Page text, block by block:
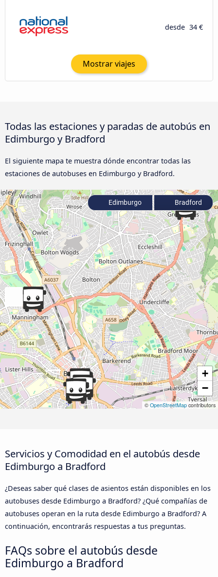
desde 34 €
Mostrar viajes
Todas las estaciones y paradas de autobús en
Edimburgo y Bradford
El siguiente mapa te muestra dónde encontrar todas las
estaciones de autobuses en Edimburgo y Bradford.
+
−
© OpenStreetMap contributors
Edimburgo Bradford
Servicios y Comodidad en el autobús desde
Edimburgo a Bradford
¿Deseas saber qué clases de asientos están disponibles en los
autobuses desde Edimburgo a Bradford? ¿Qué compañías de
autobuses operan en la ruta desde Edimburgo a Bradford? A
continuación, encontrarás respuestas a tus preguntas.
FAQs sobre el autobús desde
Edimburgo a Bradford